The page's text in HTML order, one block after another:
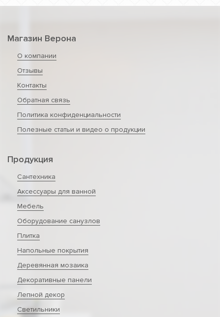
Магазин Верона
О компании
Отзывы
Контакты
Обратная связь
Политика конфиденциальности
Полезные статьи и видео о продукции
Продукция
Сантехника
Аксессуары для ванной
Мебель
Оборудование санузлов
Плитка
Напольные покрытия
Деревянная мозаика
Декоративные панели
Лепной декор
Светильники